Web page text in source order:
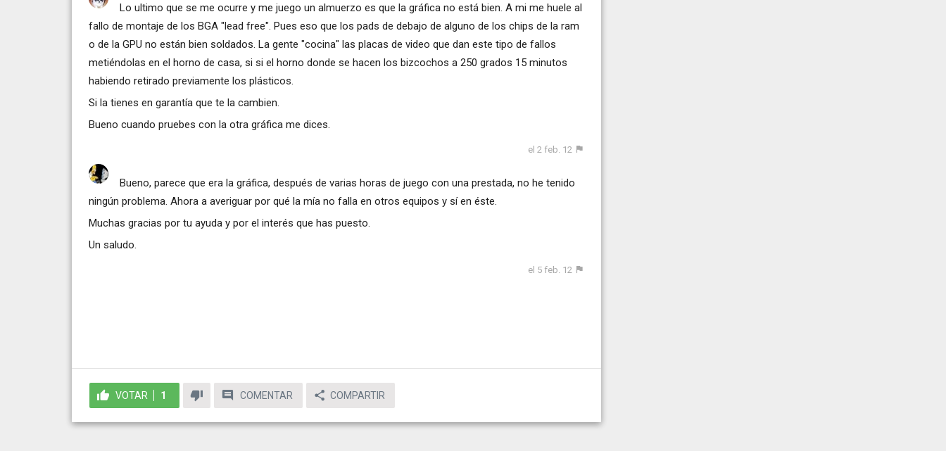
Lo ultimo que se me ocurre y me juego un almuerzo es que la gráfica no está bien. A mi me huele al
fallo de montaje de los BGA "lead free". Pues eso que los pads de debajo de alguno de los chips de la ram
o de la GPU no están bien soldados. La gente "cocina" las placas de video que dan este tipo de fallos
metiéndolas en el horno de casa, si si el horno donde se hacen los bizcochos a 250 grados 15 minutos
habiendo retirado previamente los plásticos.
Si la tienes en garantía que te la cambien.
Bueno cuando pruebes con la otra gráfica me dices.
el 2 feb. 12
Bueno, parece que era la gráfica, después de varias horas de juego con una prestada, no he tenido
ningún problema. Ahora a averiguar por qué la mía no falla en otros equipos y sí en éste.
Muchas gracias por tu ayuda y por el interés que has puesto.
Un saludo.
el 5 feb. 12
VOTAR 1 COMENTAR COMPARTIR